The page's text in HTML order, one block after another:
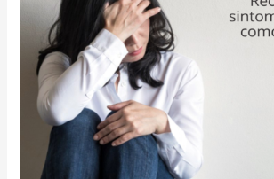
sintomas
saiba
como
tratar